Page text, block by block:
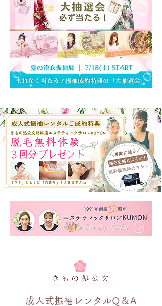
成人式振袖レンタルQ＆A